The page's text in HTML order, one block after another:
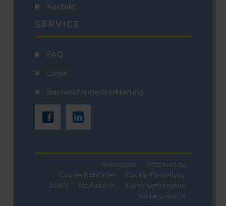
Kontakt
SERVICE
FAQ
Login
Barrierefreiheitserklärung
Impressum
Datenschutz
Cookie-Richtlinien
Cookie-Einstellung
AGB's
Mediadaten
Kundeninformation
Widerrufsrecht